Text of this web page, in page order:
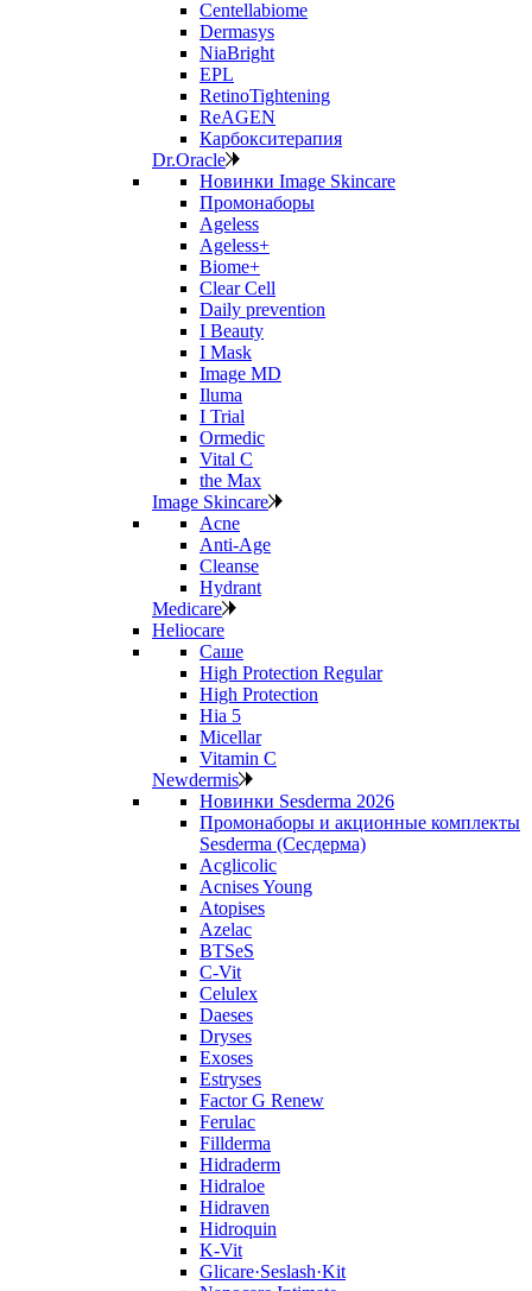
Centellabiome
Dermasys
NiaBright
EPL
RetinoTightening
ReAGEN
Карбокситерапия
Dr.Oracle
Новинки Image Skincare
Промонаборы
Ageless
Ageless+
Biome+
Clear Cell
Daily prevention
I Beauty
I Mask
Image MD
Iluma
I Trial
Ormedic
Vital C
the Max
Image Skincare
Acne
Anti‑Age
Cleanse
Hydrant
Medicare
Heliocare
Саше
High Protection Regular
High Protection
Hia 5
Micellar
Vitamin C
Newdermis
Новинки Sesderma 2026
Промонаборы и акционные комплекты
Sesderma (Сесдерма)
Acglicolic
Acnises Young
Atopises
Azelac
BTSeS
C‑Vit
Celulex
Daeses
Dryses
Exoses
Estryses
Factor G Renew
Ferulac
Fillderma
Hidraderm
Hidraloe
Hidraven
Hidroquin
K-Vit
Glicare·Seslash·Kit